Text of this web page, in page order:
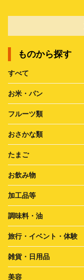
ものから探す
すべて
お米・パン
フルーツ類
おさかな類
たまご
お飲み物
加工品等
調味料・油
旅行・イベント・体験
雑貨・日用品
美容